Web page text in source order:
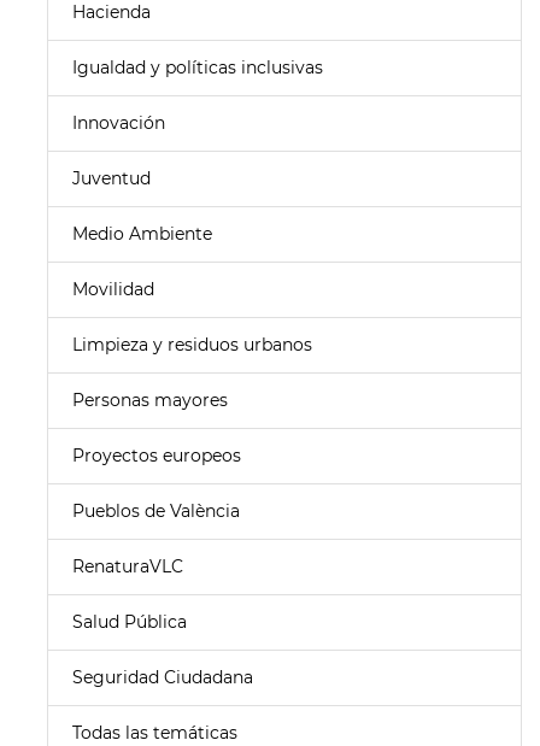
Hacienda
Igualdad y políticas inclusivas
Innovación
Juventud
Medio Ambiente
Movilidad
Limpieza y residuos urbanos
Personas mayores
Proyectos europeos
Pueblos de València
RenaturaVLC
Salud Pública
Seguridad Ciudadana
Todas las temáticas